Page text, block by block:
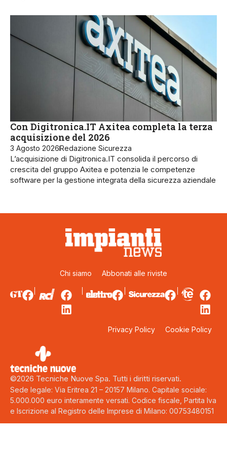
Con Digitronica.IT Axitea completa la terza
acquisizione del 2026
3 Agosto 2026Redazione Sicurezza
L’acquisizione di Digitronica.IT consolida il percorso di
crescita del gruppo Axitea e potenzia le competenze
software per la gestione integrata della sicurezza aziendale
Chi siamo Abbonati alle riviste
Privacy Policy Cookie Policy
©2026 Tecniche Nuove Spa. Tutti i diritti riservati.
Sede legale: Via Eritrea 21 – 20157 Milano. Capitale sociale:
5.000.000 euro interamente versati. Codice fiscale, Partita Iva
e Iscrizione al Registro delle Imprese di Milano: 00753480151